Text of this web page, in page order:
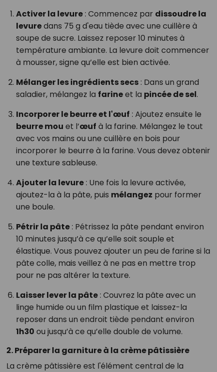
Activer la levure: Commencez par dissoudre la
levuredans 75 g d'eau tiède avec une cuillère à
soupe de sucre. Laissez reposer 10 minutes à
température ambiante. La levure doit commencer
à mousser, signe qu’elle est bien activée.
Mélanger les ingrédients secs: Dans un grand
saladier, mélangez la farineet la pincée de sel.
Incorporer le beurre et l'œuf : Ajoutez ensuite le
beurre mou et l’œuf à la farine. Mélangez le tout
avec vos mains ou une cuillère en bois pour
incorporer le beurre à la farine. Vous devez obtenir
une texture sableuse.
Ajouter la levure: Une fois la levure activée,
ajoutez-la à la pâte, puis mélangez pour former
une boule.
Pétrir la pâte: Pétrissez la pâte pendant environ
10 minutes jusqu’à ce qu’elle soit souple et
élastique. Vous pouvez ajouter un peu de farine si la
pâte colle, mais veillez à ne pas en mettre trop
pour ne pas altérer la texture.
Laisser lever la pâte: Couvrez la pâte avec un
linge humide ou un film plastique et laissez-la
reposer dans un endroit tiède pendant environ
1h30 ou jusqu’à ce qu’elle double de volume.
2. Préparer la garniture à la crème pâtissière
La crème pâtissière est l'élément central de la